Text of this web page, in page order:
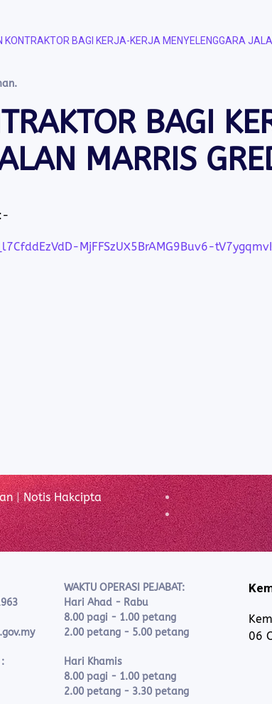
KONTRAKTOR BAGI KERJA-KERJA MENYELENGGARA
.
BAGI
MARRIS
MjFFSzUX5BrAMG9Buv6-
|Notis Hakcipta
WAKTU OPERASI PEJABAT:
Hari Ahad - Rabu
8.00 pagi - 1.00 petang
2.00 petang - 5.00 petang
Hari Khamis
8.00 pagi - 1.00 petang
2.00 petang - 3.30 petang
06